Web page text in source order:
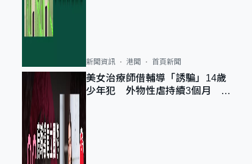
新聞資訊 港聞 首頁新聞
美女治療師借輔導「誘騙」14歲
少年犯 外物性虐持續3個月 受